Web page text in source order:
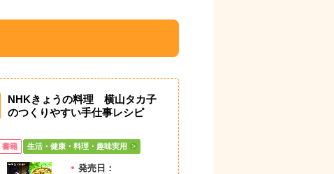
NHKきょうの料理 横山タカ子
のつくりやすい手仕事レシピ
書籍 生活・健康・料理・趣味実用
発売日：